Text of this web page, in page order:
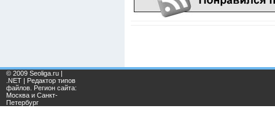
© 2009 Seoliga.ru |
.NET | Редактор типов
файлов. Регион сайта:
Москва и Санкт-
Петербург